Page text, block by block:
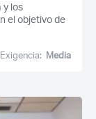
y los
el objetivo de
Exigencia: Media